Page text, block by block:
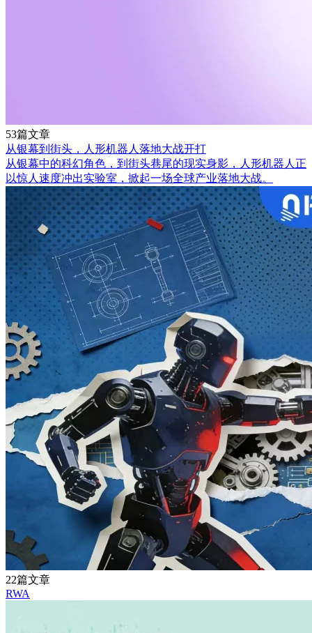
53篇文章
从银幕到街头，人形机器人落地大战开打
从银幕中的科幻角色，到街头巷尾的现实身影，人形机器人正
以惊人速度冲出实验室，掀起一场全球产业落地大战。
22篇文章
RWA